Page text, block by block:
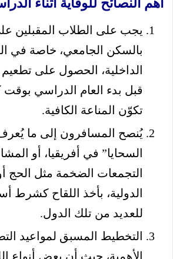
أهم النصائح للوقاية أثناء
يجب على الطلاب المقبلين
بالسكن الجامعي، خاصة في
الداخلية، الحصول على
قبل بدء العام الدراسي
تكوّن المناعة الكافية.
يُنصح المسافرون إلى ما يُعرف
السحايا” في أفريقيا، أو
التجمعات الضخمة مثل الحج
الدولية، بأخذ اللقاح كشرط
للعديد من تلك الدول.
التخطيط المسبق لمواعيد
الأهمية، حيث أن بعض أنواع